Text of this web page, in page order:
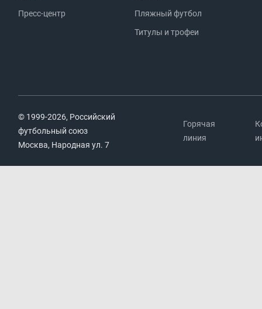
Пресс-центр
Пляжный футбол
Титулы и трофеи
© 1999-2026, Российский
футбольный союз
Москва, Народная ул. 7
Горячая
линия